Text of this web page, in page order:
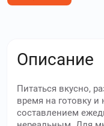
Описание
Питаться вкусно,
время на готовку
составлением